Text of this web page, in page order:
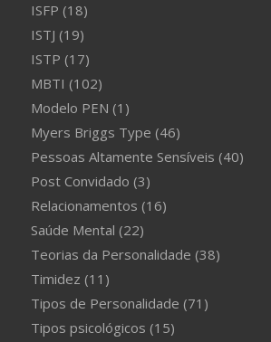
ISFP (18)
ISTJ (19)
ISTP (17)
MBTI (102)
Modelo PEN (1)
Myers Briggs Type (46)
Pessoas Altamente Sensíveis (40)
Post Convidado (3)
Relacionamentos (16)
Saúde Mental (22)
Teorias da Personalidade (38)
Timidez (11)
Tipos de Personalidade (71)
Tipos psicológicos (15)